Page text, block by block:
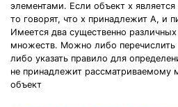
элементами. Если объект x
то говорят, что x принадлежит А, и
Имеется два существенно
множеств. Можно либо перечислить
либо указать правило для
не принадлежит рассматриваемому
объект